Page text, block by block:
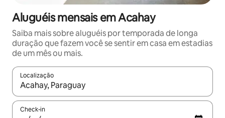
Aluguéis mensais em Acahay
Saiba mais sobre aluguéis por temporada de longa
duração que fazem você se sentir em casa em estadias
de um mês ou mais.
Localização
Quando os resultados estiverem disponíveis, explore-os
Check-in